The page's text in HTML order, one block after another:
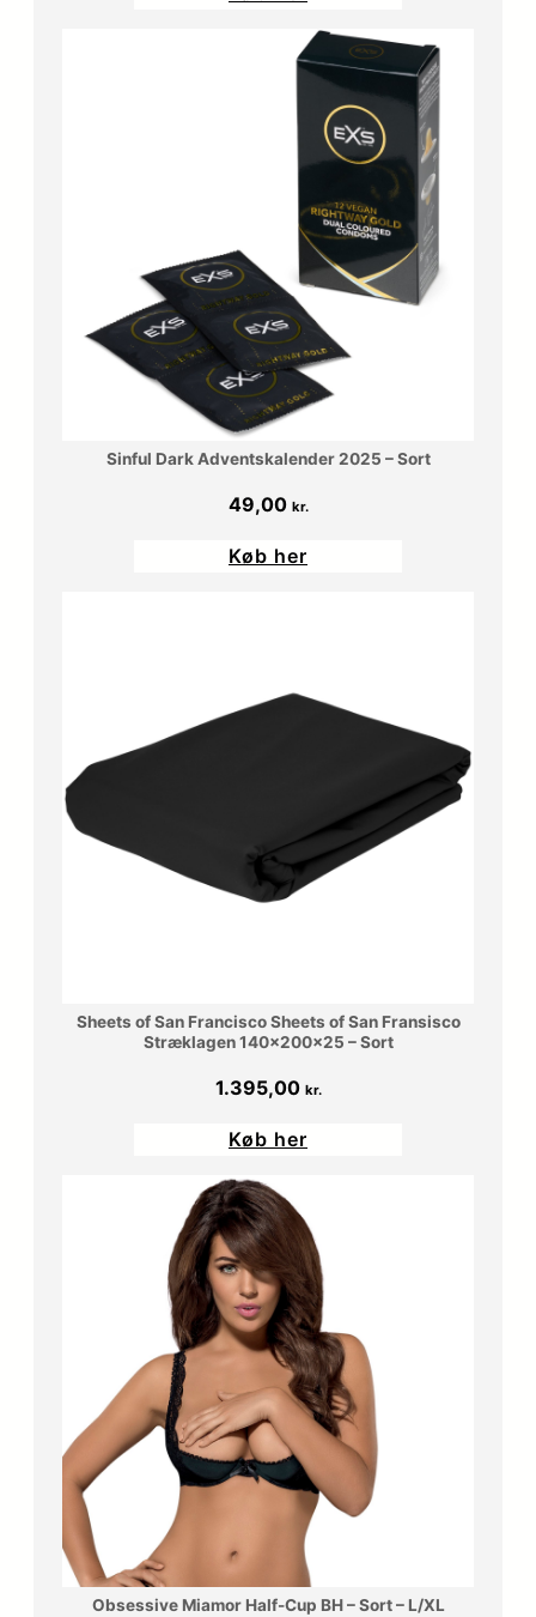
Sinful Dark Adventskalender 2025 – Sort
49,00 kr.
Køb her
Sheets of San Francisco Sheets of San Fransisco
Stræklagen 140x200x25 – Sort
1.395,00 kr.
Køb her
Obsessive Miamor Half-Cup BH – Sort – L/XL